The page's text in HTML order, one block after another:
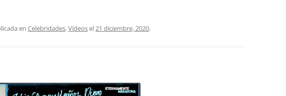
en Celebridades,Vídeosel21 diciembre, 2020.